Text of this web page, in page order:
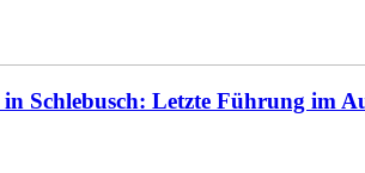
Schlebusch: Letzte Führung im